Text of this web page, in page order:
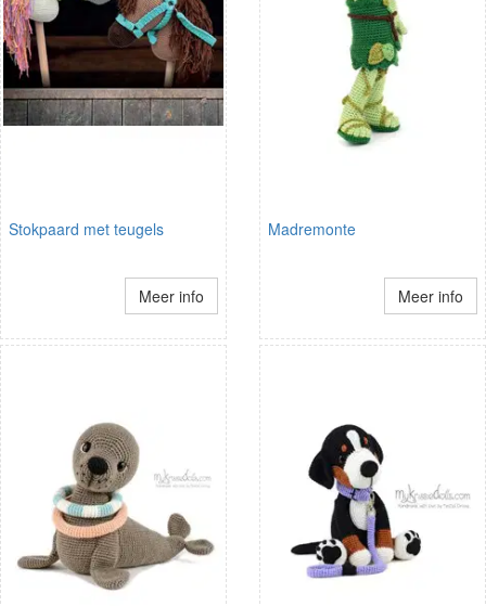
Stokpaard met teugels
Meer info
Madremonte
Meer info